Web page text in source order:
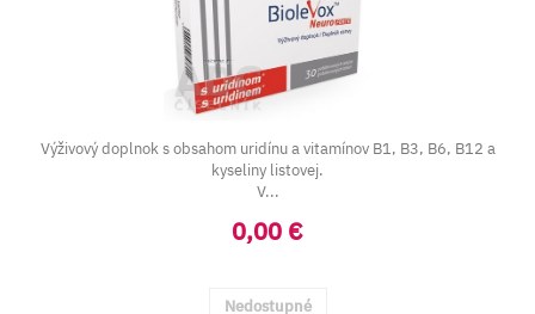
Výživový doplnok s obsahom uridínu a vitamínov B1, B3, B6, B12 a
kyseliny listovej.
V...
0,00 €
Nedostupné